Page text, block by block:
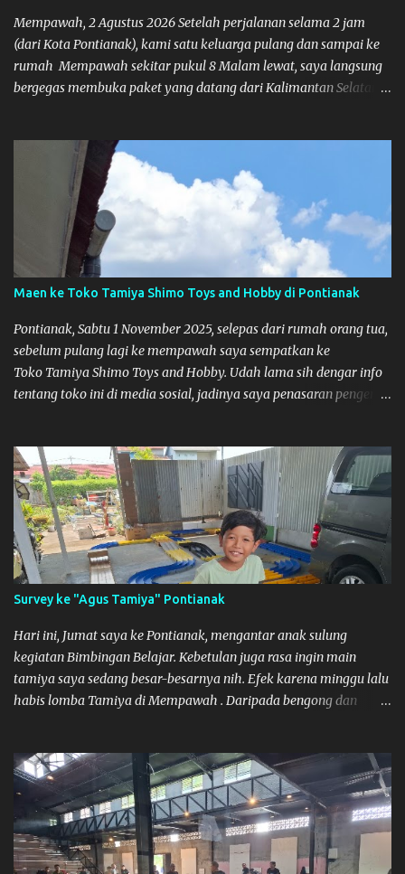
Mempawah, 2 Agustus 2026 Setelah perjalanan selama 2 jam
(dari Kota Pontianak), kami satu keluarga pulang dan sampai ke
rumah Mempawah sekitar pukul 8 Malam lewat, saya langsung
bergegas membuka paket yang datang dari Kalimantan Selatan.
Maen ke Toko Tamiya Shimo Toys and Hobby di Pontianak
Pontianak, Sabtu 1 November 2025, selepas dari rumah orang tua,
sebelum pulang lagi ke mempawah saya sempatkan ke
Toko Tamiya Shimo Toys and Hobby. Udah lama sih dengar info
tentang toko ini di media sosial, jadinya saya penasaran pengen
bukanya di jam 1. Saya pulang dulu ke rumah ortu di Sepakat,
untuk istirahat. So malamnya sebelum pulang ke Mempawah
saya sempatkan lagi kesini. Saya belanja beberapa part disini.
Untuk Lokasi Tempat:
Survey ke "Agus Tamiya" Pontianak
Hari ini, Jumat saya ke Pontianak, mengantar anak sulung
kegiatan Bimbingan Belajar. Kebetulan juga rasa ingin main
tamiya saya sedang besar-besarnya nih. Efek karena minggu lalu
habis lomba Tamiya di Mempawah . Daripada bengong dan